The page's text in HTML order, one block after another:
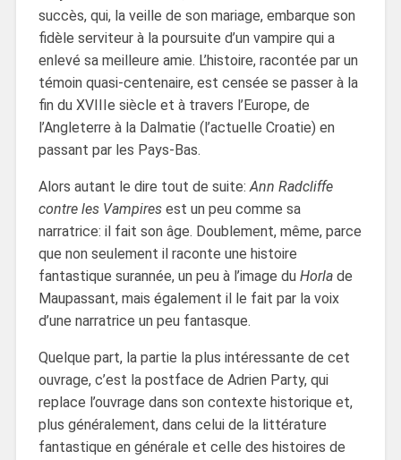
succès, qui, la veille de son mariage, embarque son
fidèle serviteur à la poursuite d’un vampire qui a
enlevé sa meilleure amie. L’histoire, racontée par un
témoin quasi-centenaire, est censée se passer à la
fin du XVIIIe siècle et à travers l’Europe, de
l’Angleterre à la Dalmatie (l’actuelle Croatie) en
passant par les Pays-Bas.
Alors autant le dire tout de suite:Ann Radcliffe
contre les Vampiresest un peu comme sa
narratrice: il fait son âge. Doublement, même, parce
que non seulement il raconte une histoire
fantastique surannée, un peu à l’image du Horlade
Maupassant, mais également il le fait par la voix
d’une narratrice un peu fantasque.
Quelque part, la partie la plus intéressante de cet
ouvrage, c’est la postface de Adrien Party, qui
replace l’ouvrage dans son contexte historique et,
plus généralement, dans celui de la littérature
fantastique en générale et celle des histoires de